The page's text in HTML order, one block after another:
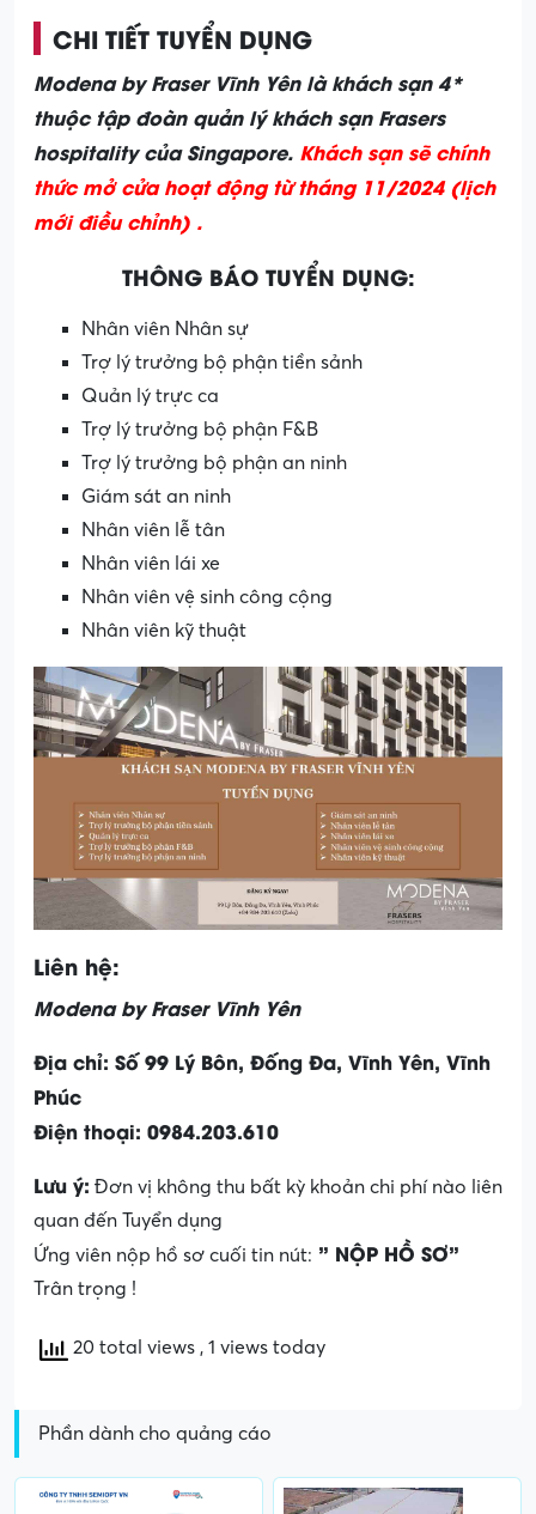
CHI TIẾT TUYỂN DỤNG
Modena by Fraser Vĩnh Yên là khách sạn 4*
thuộc tập đoàn quản lý khách sạn Frasers
hospitality của Singapore. Khách sạn sẽ chính
thức mở cửa hoạt động từ tháng 11/2024 (lịch
mới điều chỉnh) .
THÔNG BÁO TUYỂN DỤNG:
Nhân viên Nhân sự
Trợ lý trưởng bộ phận tiền sảnh
Quản lý trực ca
Trợ lý trưởng bộ phận F&B
Trợ lý trưởng bộ phận an ninh
Giám sát an ninh
Nhân viên lễ tân
Nhân viên lái xe
Nhân viên vệ sinh công cộng
Nhân viên kỹ thuật
Liên hệ:
Modena by Fraser Vĩnh Yên
Địa chỉ: Số 99 Lý Bôn, Đống Đa, Vĩnh Yên, Vĩnh
Phúc
Điện thoại: 0984.203.610
Lưu ý: Đơn vị không thu bất kỳ khoản chi phí nào liên
quan đến Tuyển dụng
Ứng viên nộp hồ sơ cuối tin nút: ” NỘP HỒ SƠ”
Trân trọng !
20 total views , 1 views today
Phần dành cho quảng cáo